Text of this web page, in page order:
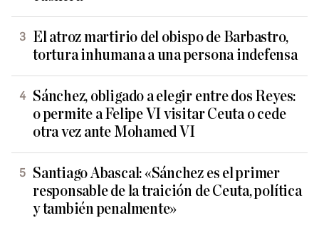
El atroz martirio del obispo de Barbastro,
tortura inhumana a una persona indefensa
Sánchez, obligado a elegir entre dos Reyes:
o permite a Felipe VI visitar Ceuta o cede
otra vez ante Mohamed VI
Santiago Abascal: «Sánchez es el primer
responsable de la traición de Ceuta, política
y también penalmente»